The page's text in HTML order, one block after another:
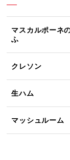
マスカルポーネ
ふ
クレソン
生ハム
マッシュルーム